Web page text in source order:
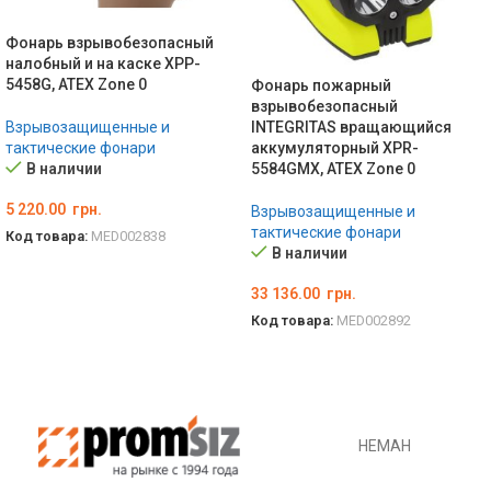
Фонарь взрывобезопасный
налобный и на каске XPP-
5458G, ATEX Zone 0
Взрывозащищенные и
тактические фонари
В наличии
5 220.00 грн.
Код товара: MED002838
Фонарь пожарный
взрывобезопасный
INTEGRITAS вращающийся
аккумуляторный XPR-
5584GMX, ATEX Zone 0
Взрывозащищенные и
тактические фонари
В наличии
33 136.00 грн.
Код товара: MED002892
НЕМАН